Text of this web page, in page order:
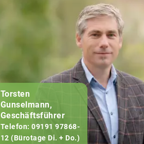
Torsten
Gunselmann,
Geschäftsführer
Telefon: 09191 97868-
12 (Bürotage Di. + Do.)